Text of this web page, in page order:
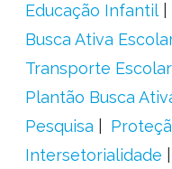
Educação Infantil
Busca Ativa
Transporte Escolar
Plantão Busca
Pesquisa
Intersetorialidade